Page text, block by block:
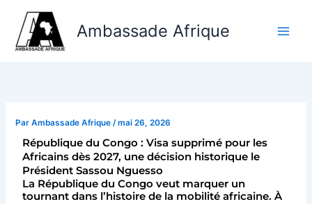
contenu
Ambassade Afrique
ParAmbassade Afrique/mai 26, 2026
République du Congo : Visa supprimé pour les
Africains dès 2027, une décision historique le
Président Sassou Nguesso
La République du Congo veut marquer un
tournant dans l’histoire de la mobilité africaine. À